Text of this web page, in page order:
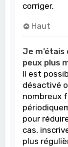
corriger.
Haut
Je
peux plus
Il est
désactivé
nombreux
pour
cas,
plus